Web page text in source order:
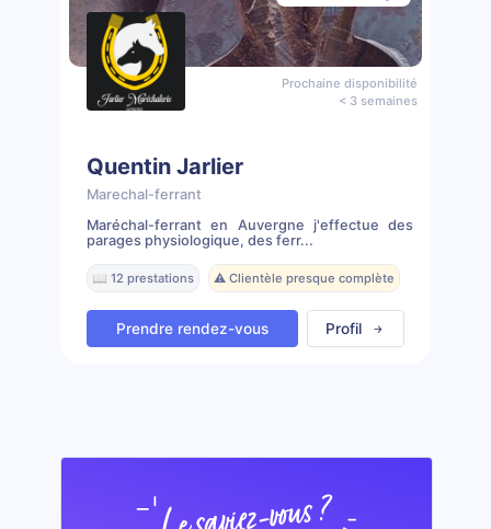
Prochaine disponibilité
< 3 semaines
Quentin Jarlier
Marechal-ferrant
Maréchal-ferrant en Auvergne j'effectue des
parages physiologique, des ferr...
📖 12 prestations ⚠️ Clientèle presque complète
Prendre rendez-vous Profil